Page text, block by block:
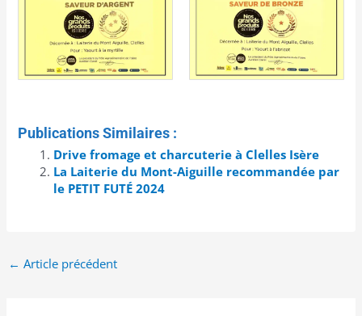
Publications Similaires :
Drive fromage et charcuterie à Clelles Isère
La Laiterie du Mont-Aiguille recommandée par
le PETIT FUTÉ 2024
← Article précédent